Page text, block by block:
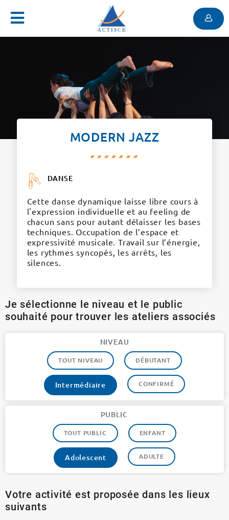
Menu
MODERN JAZZ
DANSE
Cette danse dynamique laisse libre cours à
l'expression individuelle et au feeling de
chacun sans pour autant délaisser les bases
techniques. Occupation de l’espace et
expressivité musicale. Travail sur l’énergie,
les rythmes syncopés, les arrêts, les
silences.
Je sélectionne le niveau et le public
souhaité pour trouver les ateliers associés
NIVEAU
TOUT NIVEAU DÉBUTANT
Intermédiaire CONFIRMÉ
PUBLIC
TOUT PUBLIC ENFANT
Adolescent ADULTE
Votre activité est proposée dans les lieux
suivants